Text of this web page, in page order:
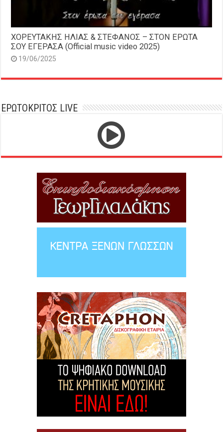
ΧΟΡΕΥΤΑΚΗΣ ΗΛΙΑΣ & ΣΤΕΦΑΝΟΣ – ΣΤΟΝ ΕΡΩΤΑ
ΣΟΥ ΕΓΕΡΑΣΑ (Official music video 2025)
19/06/2025
ΕΡΩΤΟΚΡΙΤΟΣ LIVE